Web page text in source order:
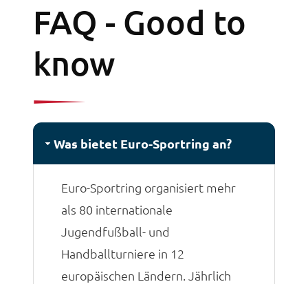
FAQ - Good to
know
Was bietet Euro-Sportring an?
Euro-Sportring organisiert mehr
als 80 internationale
Jugendfußball- und
Handballturniere in 12
europäischen Ländern. Jährlich